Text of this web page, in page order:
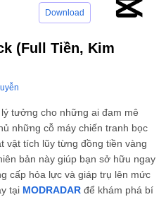
Download
(Full Tiền, Kim
tưởng cho những ai đam mê
những cỗ máy chiến tranh bọc
vật tích lũy từng đồng tiền vàng
bản này giúp bạn sở hữu ngay
cấp hỏa lực và giáp trụ lên mức
tại MODRADAR để khám phá bí